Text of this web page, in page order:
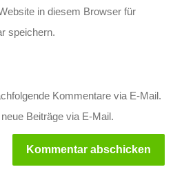
in diesem Browser für
speichern.
Kommentare via E-Mail.
Beiträge via E-Mail.